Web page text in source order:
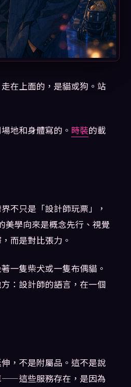
在上面的，是貓或狗。站
地和身體寫的。 時裝的載
不只是「設計師玩票」，
美學向來是概念先行、視覺
而是對比張力。
一隻柴犬或一隻布偶貓。
：設計師的語言，在一個
，不是附屬品。這不是說
——這些服務存在，是因為